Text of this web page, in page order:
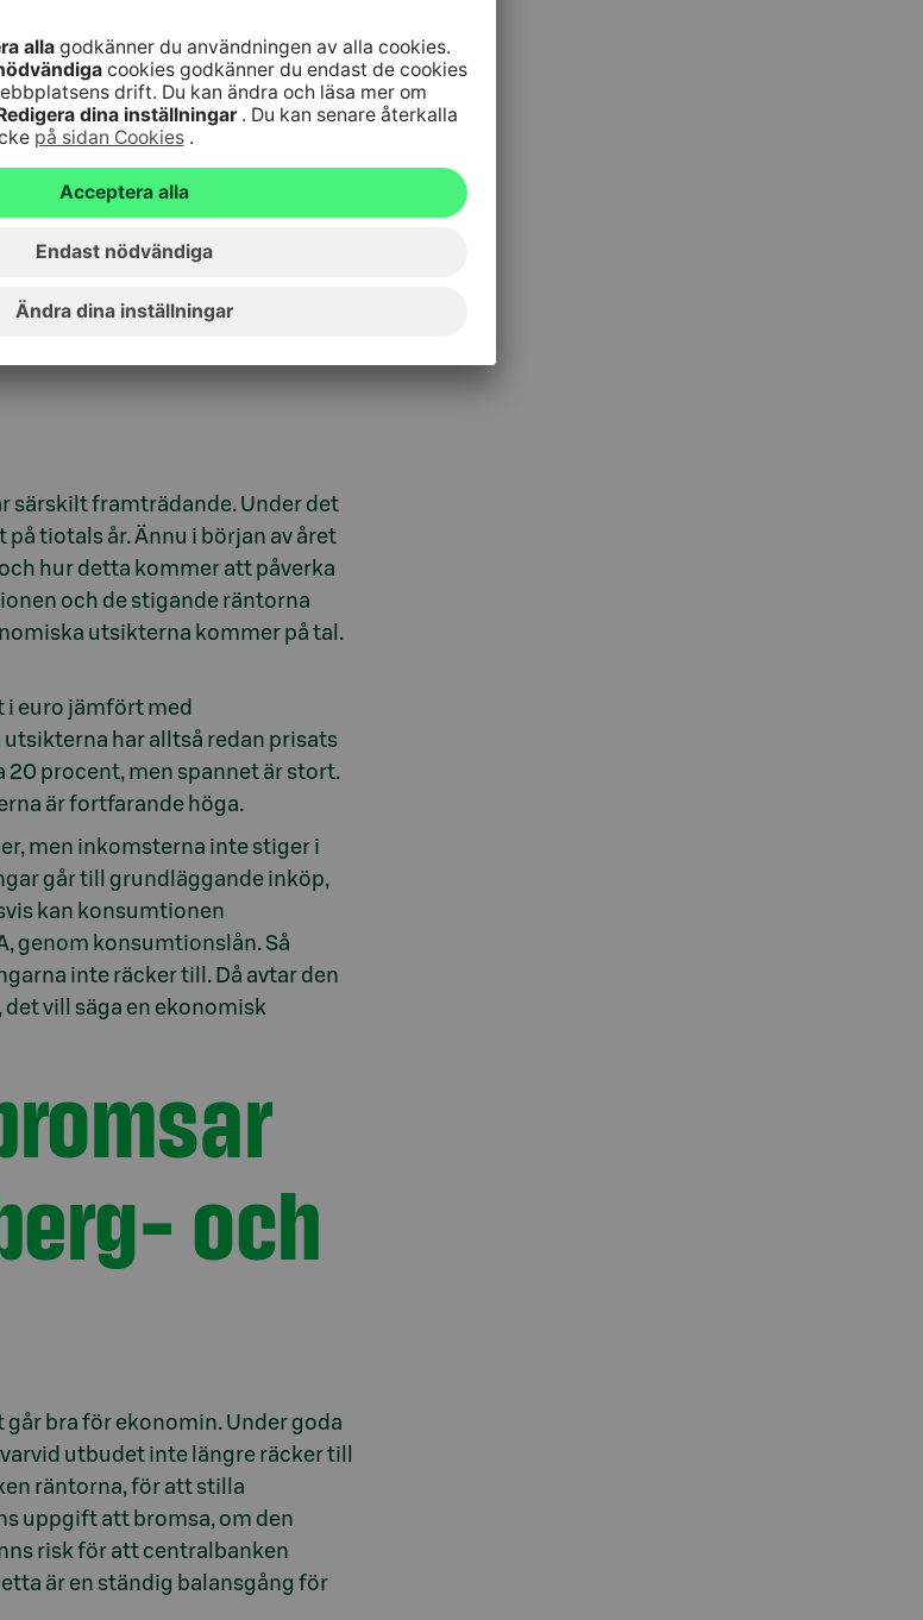
tillväxten och
men investerarnas
en permanent vändning, utan
för aktier i portföljerna så här inför
som klarat sig bra har gynnat våra
andra aktörer.
till
särskilt framträdande. Under det
tiotals år. Ännu i början av året
hur detta kommer att påverka
och de stigande räntorna
utsikterna kommer på tal.
i euro jämfört med
har alltså redan prisats
20 procent, men spannet är stort.
är fortfarande höga.
men inkomsterna inte stiger i
går till grundläggande inköp,
kan konsumtionen
genom konsumtionslån. Så
inte räcker till. Då avtar den
vill säga en ekonomisk
och
bra för ekonomin. Under goda
utbudet inte längre räcker till
räntorna, för att stilla
uppgift att bromsa, om den
risk för att centralbanken
är en ständig balansgång för